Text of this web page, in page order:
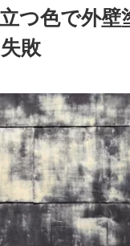
つ色で外壁
敗